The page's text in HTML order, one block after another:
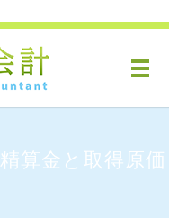
メ
算金と取得原価